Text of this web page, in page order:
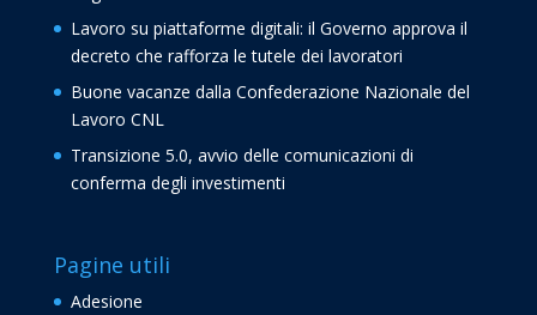
Lavoro su piattaforme digitali: il Governo approva il
decreto che rafforza le tutele dei lavoratori
Buone vacanze dalla Confederazione Nazionale del
Lavoro CNL
Transizione 5.0, avvio delle comunicazioni di
conferma degli investimenti
Pagine utili
Adesione